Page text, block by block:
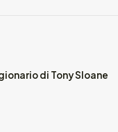
di Tony Sloane